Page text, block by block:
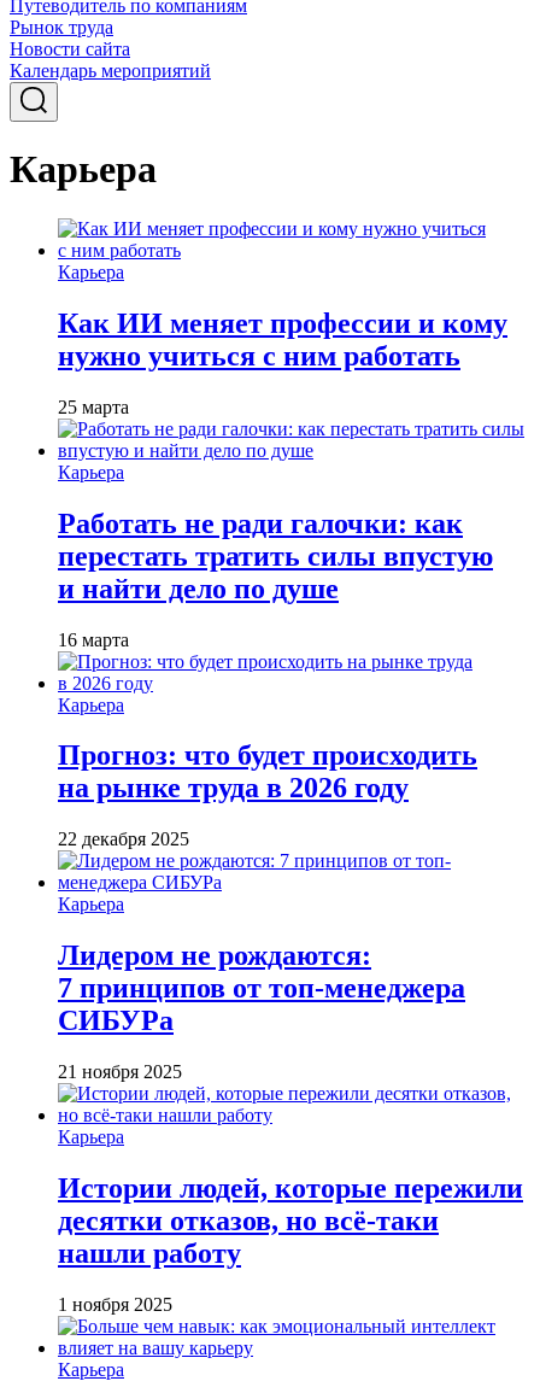
Путеводитель по компаниям
Рынок труда
Новости сайта
Календарь мероприятий
Карьера
Карьера
Как ИИ меняет профессии и кому
нужно учиться с ним работать
25 марта
Карьера
Работать не ради галочки: как
перестать тратить силы впустую
и найти дело по душе
16 марта
Карьера
Прогноз: что будет происходить
на рынке труда в 2026 году
22 декабря 2025
Карьера
Лидером не рождаются:
7 принципов от топ-менеджера
СИБУРа
21 ноября 2025
Карьера
Истории людей, которые пережили
десятки отказов, но всё-таки
нашли работу
1 ноября 2025
Карьера